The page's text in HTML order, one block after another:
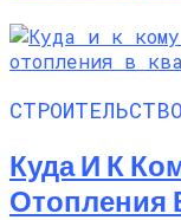
Куда И К
Отопления